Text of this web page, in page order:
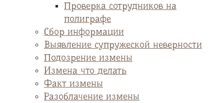
Проверка сотрудников на
полиграфе
Сбор информации
Выявление супружеской неверности
Подозрение измены
Измена что делать
Факт измены
Разоблачение измены